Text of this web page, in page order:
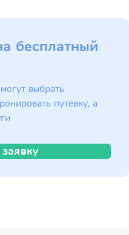
бесплатный
выбрать
путёвку, а